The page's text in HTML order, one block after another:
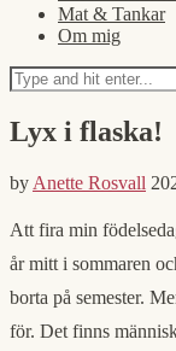
Mat & Tankar
Om mig
Lyx i flaska!
by Anette Rosvall
Att fira min
år mitt i sommaren
borta på semester.
för. Det finns